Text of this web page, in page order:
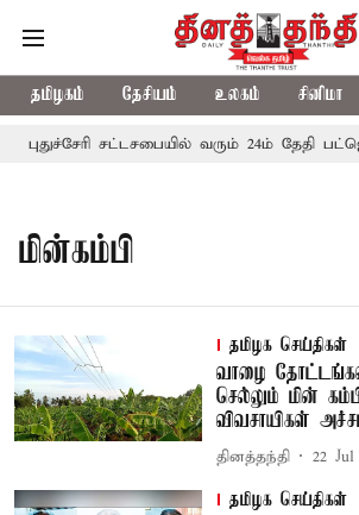
தமிழகம் தேசியம் உலகம் சினிமா
புதுச்சேரி சட்டசபையில் வரும் 24ம் தேதி
மின்கம்பி
தமிழக செய்திகள்
வாழை
செல்லும் மின்
விவசாயிகள்
தினத்தந்தி 22 Jul
தமிழக செய்திகள்